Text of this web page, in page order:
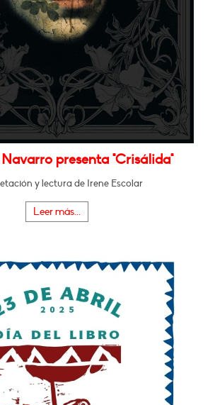
presenta "Crisálida"
y lectura de Irene Escolar
Leer más...